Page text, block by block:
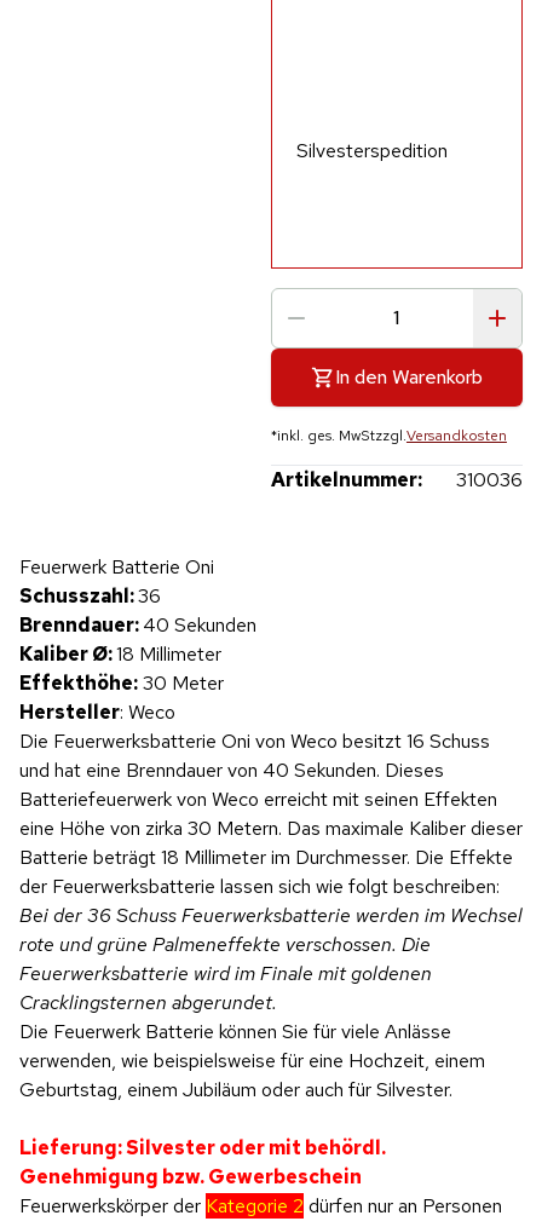
Silvesterspedition
In den Warenkorb
*inkl. ges. MwStzzgl.Versandkosten
Artikelnummer: 310036
Produktvideo
Feuerwerk Batterie Oni
Schusszahl:36
Brenndauer:40 Sekunden
Kaliber Ø:18 Millimeter
Effekthöhe:30 Meter
Hersteller: Weco
Die Feuerwerksbatterie Oni von Weco besitzt 16 Schuss
und hat eine Brenndauer von 40 Sekunden. Dieses
Batteriefeuerwerk von Weco erreicht mit seinen Effekten
eine Höhe von zirka 30 Metern. Das maximale Kaliber dieser
Batterie beträgt 18 Millimeter im Durchmesser. Die Effekte
der Feuerwerksbatterie lassen sich wie folgt beschreiben:
Bei der 36 Schuss Feuerwerksbatterie werden im Wechsel
rote und grüne Palmeneffekte verschossen. Die
Feuerwerksbatterie wird im Finale mit goldenen
Cracklingsternen abgerundet.
Die Feuerwerk Batterie können Sie für viele Anlässe
verwenden, wie beispielsweise für eine Hochzeit, einem
Geburtstag, einem Jubiläum oder auch für Silvester.
Lieferung: Silvester oder mit behördl.
Genehmigung bzw. Gewerbeschein
Feuerwerkskörper der Kategorie 2 dürfen nur an Personen